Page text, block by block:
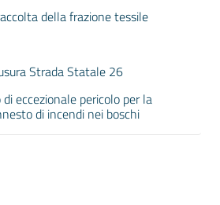
della frazione tessile
Strada Statale 26
eccezionale pericolo per la
di incendi nei boschi